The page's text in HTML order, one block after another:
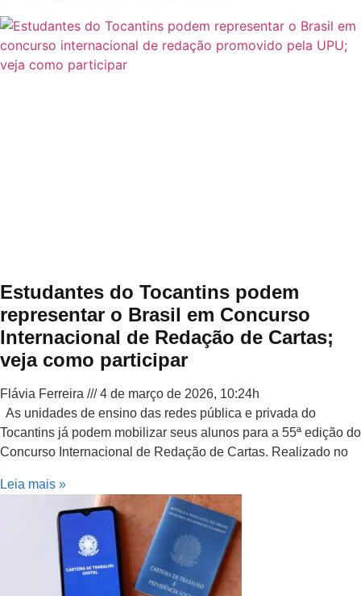
Estudantes do Tocantins podem
representar o Brasil em Concurso
Internacional de Redação de Cartas;
veja como participar
Flávia Ferreira
4 de março de 2026, 10:24h
As unidades de ensino das redes pública e privada do
Tocantins já podem mobilizar seus alunos para a 55ª edição do
Concurso Internacional de Redação de Cartas. Realizado no
Leia mais »